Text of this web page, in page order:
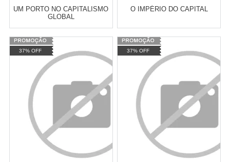
UM PORTO NO CAPITALISMO
GLOBAL
Varejo:
Atacado: R$ 2.550,90 (Apenas
Revendedor)
10 x
SOCIOLOGIA POLÍTICA
COMPRAR
O IMPÉRIO DO CAPITAL
Varejo:
Atacado: R$ 2.550,90 (Apenas
Revendedor)
10
FILOSOFIA MARXISTA
COMPRAR
37% OFF 37% OFF